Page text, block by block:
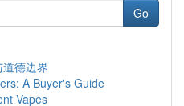
Go
德边界
A Buyer's Guide
Vapes